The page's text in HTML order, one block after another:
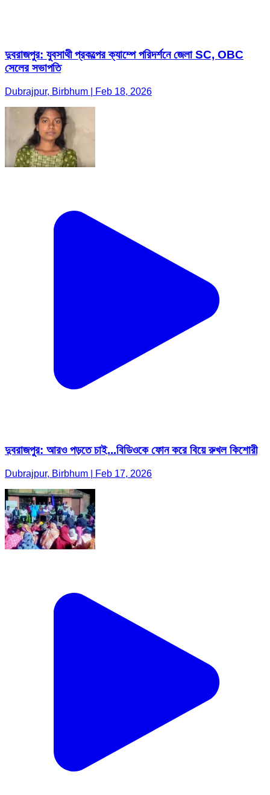
দুবরাজপুর: যুবসাথী প্রকল্পের ক্যাম্পে পরিদর্শনে জেলা SC, OBC
সেলের সভাপতি
Dubrajpur, Birbhum | Feb 18, 2026
দুবরাজপুর: আরও পড়তে চাই...বিডিওকে ফোন করে বিয়ে রুখল কিশোরী
Dubrajpur, Birbhum | Feb 17, 2026